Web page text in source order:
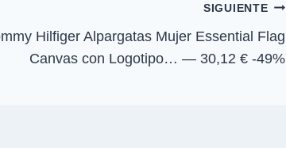
SIGUIENTE
Hilfiger Alpargatas Mujer Essential Flag
Canvas con Logotipo… — 30,12 € -49%